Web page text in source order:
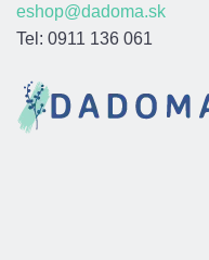
eshop@dadoma.sk
Tel: 0911 136 061